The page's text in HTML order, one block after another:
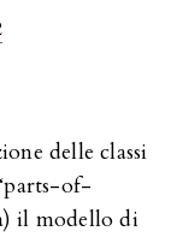
delle classi
of-
il modello di